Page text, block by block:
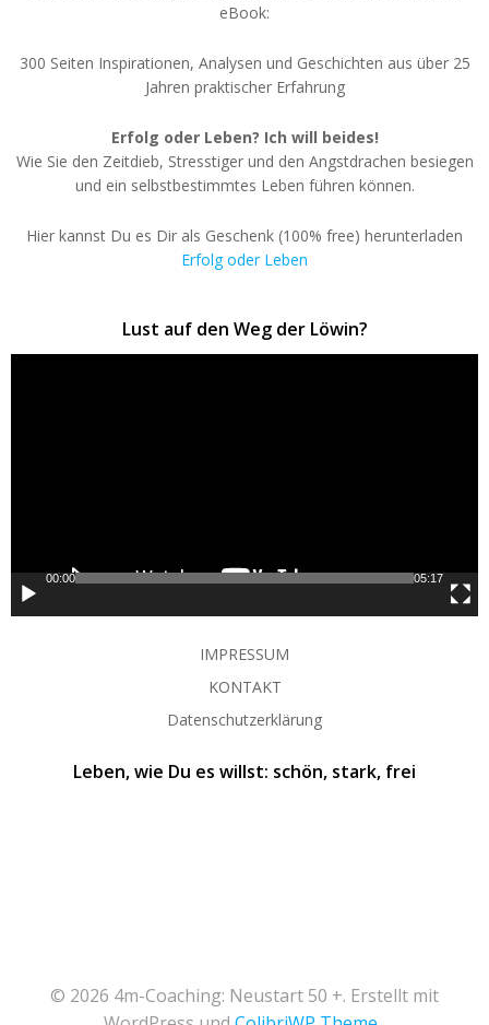
eBook:
300 Seiten Inspirationen, Analysen und Geschichten aus über 25
Jahren praktischer Erfahrung
Erfolg oder Leben? Ich will beides!
Wie Sie den Zeitdieb, Stresstiger und den Angstdrachen besiegen
und ein selbstbestimmtes Leben führen können.
Hier kannst Du es Dir als Geschenk (100% free) herunterladen
Erfolg oder Leben
Lust auf den Weg der Löwin?
00:00 05:17
IMPRESSUM
KONTAKT
Datenschutzerklärung
Leben, wie Du es willst: schön, stark, frei
© 2026 4m-Coaching: Neustart 50 +. Erstellt mit